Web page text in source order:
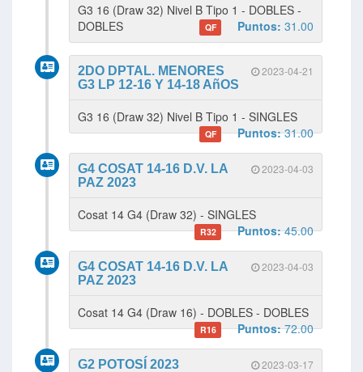
G3 16 (Draw 32) Nivel B Tipo 1 - DOBLES -
DOBLES
QF Puntos: 31.00
2023-04-21
2DO DPTAL. MENORES
G3 LP 12-16 Y 14-18 AñOS
G3 16 (Draw 32) Nivel B Tipo 1 - SINGLES
QF Puntos:31.00
2023-04-03
G4 COSAT 14-16 D.V. LA
PAZ 2023
Cosat 14 G4 (Draw 32) - SINGLES
R32 Puntos:45.00
2023-04-03
G4 COSAT 14-16 D.V. LA
PAZ 2023
Cosat 14 G4 (Draw 16) - DOBLES - DOBLES
R16 Puntos:72.00
2023-03-17
G2 POTOSÍ 2023